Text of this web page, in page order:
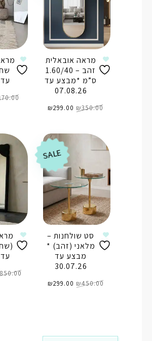
עד 19.08.26
מראה אובאלית
זהב – 1.60/40
ס”מ *מבצע עד
07.08.26
₪350.00 המקורי
היה:
₪299.00 הנוכחי
הוא:
הוספה לסל
עד 19.08.26
SALE
סט שולחנות –
מלאני (זהב) *
מבצע עד
30.07.26
₪450.00 המקורי
היה:
₪299.00 הנוכחי
הוא: